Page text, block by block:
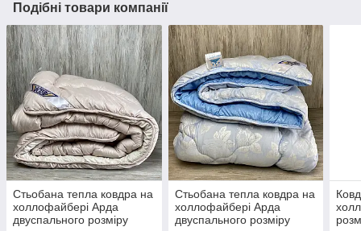
Подібні товари компанії
Стьобана тепла ковдра на
холлофайбері Арда
двуспального розміру
Стьобана тепла ковдра на
холлофайбері Арда
двуспального розміру